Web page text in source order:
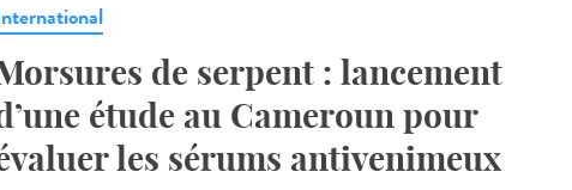
de serpent : lancement
étude au Cameroun pour
les sérums antivenimeux